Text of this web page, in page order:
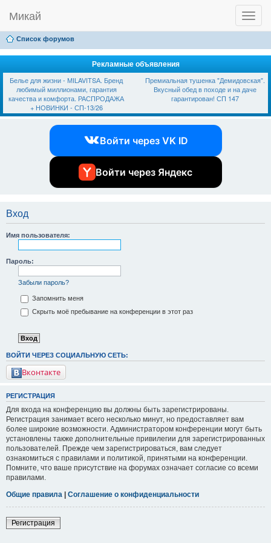
T
o
g
l
n
a
v
g
Микай
Ссылки Вход
Список форумов
Рекламные объявления
Белье для жизни - МILAVIТSА. Бренд
любимый миллионами, гарантия
качества и комфорта. РАСПРОДАЖА
+ НОВИНКИ - СП-13/26
Премиальная тушенка "Демидовская".
Вкусный обед в походе и на даче
гарантирован! СП 147
Войти через VK ID
Войти через Яндекс
Вход
Имя пользователя:
Пароль:
Забыли пароль?
Запомнить меня
Скрыть моё пребывание на конференции в этот раз
ВОЙТИ ЧЕРЕЗ СОЦИАЛЬНУЮ СЕТЬ:
Вконтакте
РЕГИСТРАЦИЯ
Для входа на конференцию вы должны быть зарегистрированы.
Регистрация занимает всего несколько минут, но предоставляет вам
более широкие возможности. Администратором конференции могут быть
установлены также дополнительные привилегии для зарегистрированных
пользователей. Прежде чем зарегистрироваться, вам следует
ознакомиться с правилами и политикой, принятыми на конференции.
Помните, что ваше присутствие на форумах означает согласие со всеми
правилами.
Общие правила
Соглашение о конфиденциальности
Регистрация